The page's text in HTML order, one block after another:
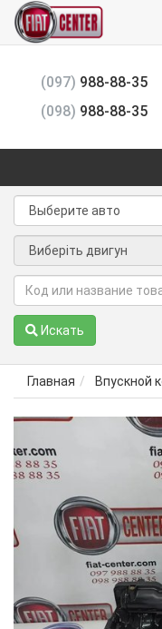
(097) 988-88-35
(098) 988-88-35
Искать
Главная Впускной